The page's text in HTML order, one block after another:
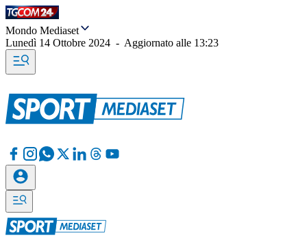
Mondo Mediaset
Lunedì 14 Ottobre 2024 - Aggiornato alle 13:23